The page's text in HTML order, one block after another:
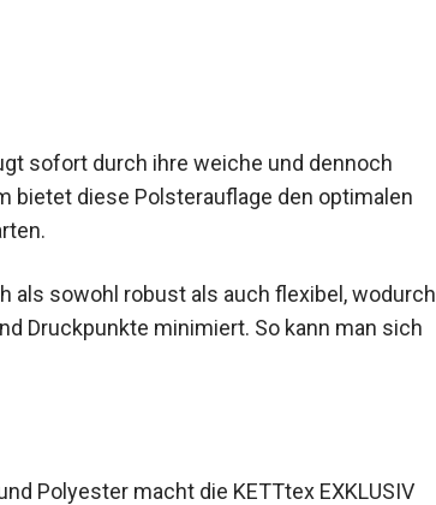
sofort durch ihre weiche und dennoch
bietet diese Polsterauflage den optimalen
als sowohl robust als auch flexibel, wodurch
Druckpunkte minimiert. So kann man sich
Polyester macht die KETTtex EXKLUSIV